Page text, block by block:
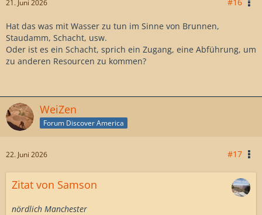
21. Juni 2026
Hat das was mit Wasser zu tun im Sinne von Brunnen,
Staudamm, Schacht, usw.
Oder ist es ein Schacht, sprich ein Zugang, eine Abführung, um
zu anderen Resourcen zu kommen?
WeiZen
Forum Discover America
22. Juni 2026 #17
Zitat von Samson
nördlich Manchester